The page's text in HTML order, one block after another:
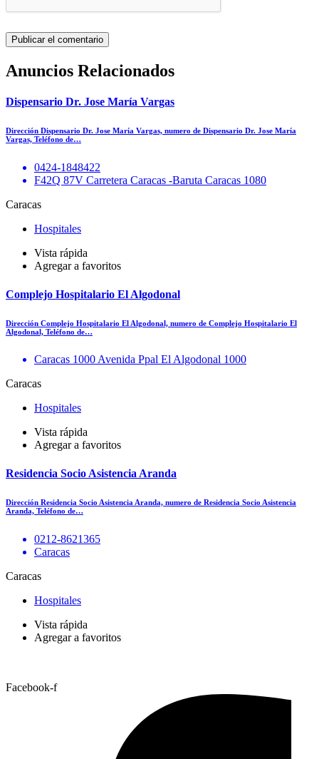
Anuncios Relacionados
Dispensario Dr. Jose María Vargas
Dirección Dispensario Dr. Jose María Vargas, numero de Dispensario Dr. Jose María
Vargas, Teléfono de…
0424-1848422
F42Q 87V Carretera Caracas -Baruta Caracas 1080
Caracas
Hospitales
Vista rápida
Agregar a favoritos
Complejo Hospitalario El Algodonal
Dirección Complejo Hospitalario El Algodonal, numero de Complejo Hospitalario El
Algodonal, Teléfono de…
Caracas 1000 Avenida Ppal El Algodonal 1000
Caracas
Hospitales
Vista rápida
Agregar a favoritos
Residencia Socio Asistencia Aranda
Dirección Residencia Socio Asistencia Aranda, numero de Residencia Socio Asistencia
Aranda, Teléfono de…
0212-8621365
Caracas
Caracas
Hospitales
Vista rápida
Agregar a favoritos
Facebook-f